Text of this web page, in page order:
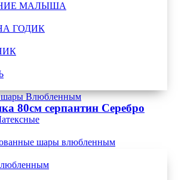
МАЛЫША
ГОДИК
шары Влюбленным
шары влюбленным
80см серпантин Серебро